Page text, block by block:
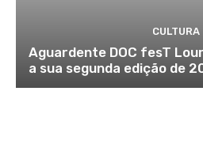
CULTURA
Aguardente DOC fesT
a sua segunda edição de